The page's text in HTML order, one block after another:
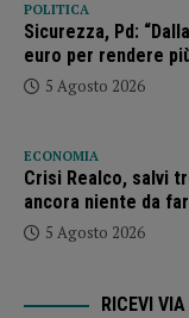
POLITICA
Sicurezza, Pd:
euro per rendere
5 Agosto 2026
ECONOMIA
Crisi Realco, salvi
ancora niente da
5 Agosto 2026
RICEVI